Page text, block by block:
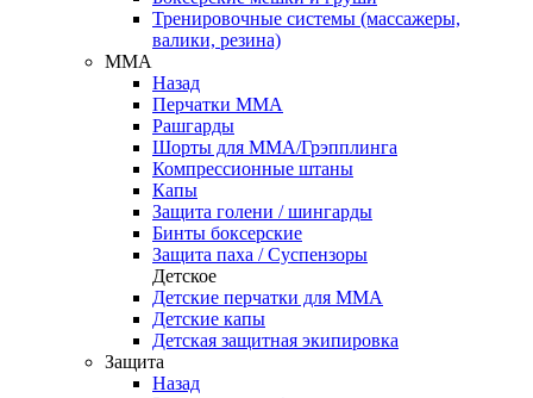
Тренировочные системы (массажеры,
валики, резина)
ММА
Назад
Перчатки ММА
Рашгарды
Шорты для ММА/Грэпплинга
Компрессионные штаны
Капы
Защита голени / шингарды
Бинты боксерские
Защита паха / Суспензоры
Детское
Детские перчатки для ММА
Детские капы
Детская защитная экипировка
Защита
Назад